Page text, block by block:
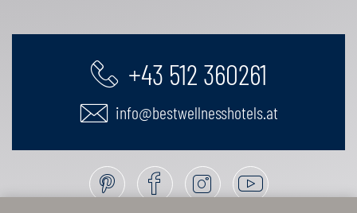
+43 512 360261
info@bestwellnesshotels.at